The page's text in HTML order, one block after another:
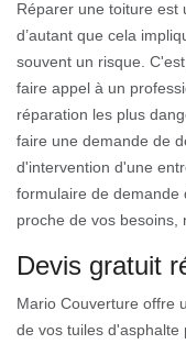
Réparer une toiture est
d’autant que cela
souvent un risque.
faire appel à un
réparation les plus
faire une demande de
d'intervention d'une
formulaire de demande
proche de vos besoins,
Devis gratuit
Mario Couverture offre
de vos tuiles d'asphalte